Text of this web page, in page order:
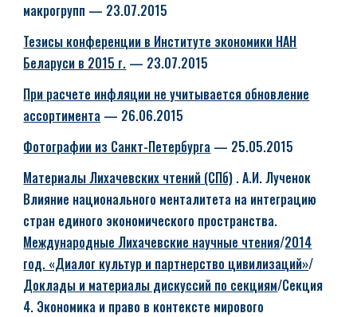
макрогрупп — 23.07.2015
Тезисы конференции в Институте экономики НАН
Беларуси в 2015 г. — 23.07.2015
При расчете инфляции не учитывается обновление
ассортимента — 26.06.2015
Фотографии из Санкт-Петербурга — 25.05.2015
Материалы Лихачевских чтений (СПб) . А.И. Лученок
Влияние национального менталитета на интеграцию
стран единого экономического пространства.
Международные Лихачевские научные чтения/2014
год. «Диалог культур и партнерство цивилизаций»/
Доклады и материалы дискуссий по секциям/Секция
4. Экономика и право в контексте мирового